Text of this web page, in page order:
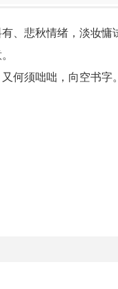
、悲秋情绪，淡妆
何须咄咄，向空书